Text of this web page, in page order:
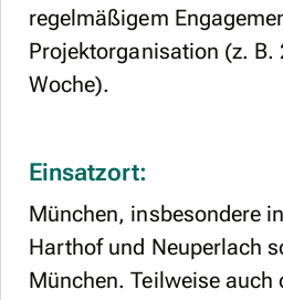
regelmäßigem
Projektorganisation (z. B.
Woche).
Einsatzort:
München, insbesondere
Harthof und Neuperlach
München. Teilweise auch